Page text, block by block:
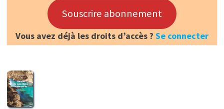
Souscrire abonnement
Vous avez déjà les droits d’accès ? Se connecter